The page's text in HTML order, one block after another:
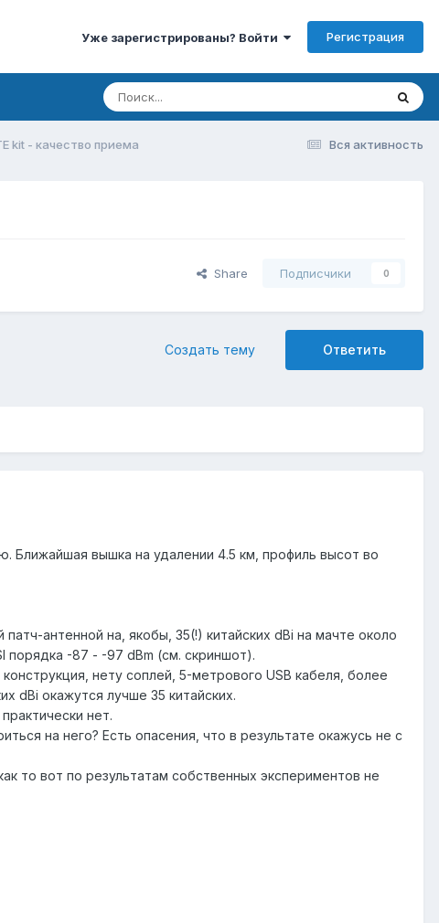
Уже зарегистрированы? Войти Регистрация
Вся активность
kit - качество приема
Share Подписчики 0
Ответить
Создать тему
Ближайшая вышка на удалении 4.5 км, профиль высот во
антенной на, якобы, 35(!) китайских dBi на мачте около
порядка -87 - -97 dBm (см. скриншот).
нету соплей, 5-метрового USB кабеля, более
dBi окажутся лучше 35 китайских.
нет.
на него? Есть опасения, что в результате окажусь не с
то вот по результатам собственных экспериментов не